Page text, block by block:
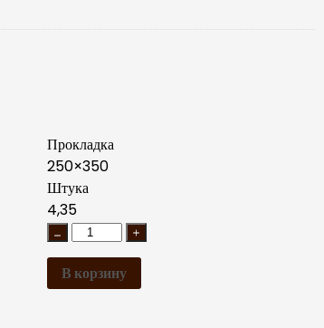
Прокладка
250×350
Штука
4,35
В корзину